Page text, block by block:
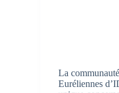
La
Euréliennes